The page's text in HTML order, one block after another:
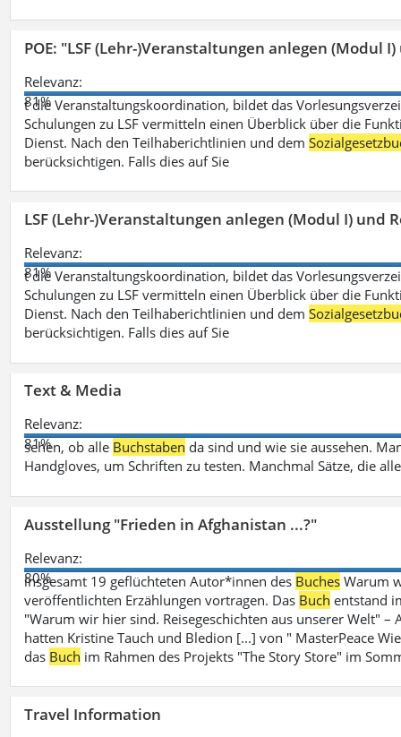
POE: "LSF (Lehr-)Veranstaltungen anlegen (Modul
Relevanz:
81%
t die Veranstaltungskoordination, bildet das
Schulungen zu LSF vermitteln einen Überblick über die
Dienst. Nach den Teilhaberichtlinien und dem
berücksichtigen. Falls dies auf Sie
LSF (Lehr-)Veranstaltungen anlegen (Modul I) und
Relevanz:
81%
t die Veranstaltungskoordination, bildet das
Schulungen zu LSF vermitteln einen Überblick über die
Dienst. Nach den Teilhaberichtlinien und dem
berücksichtigen. Falls dies auf Sie
Text & Media
Relevanz:
81%
sehen, ob alle Buchstaben da sind und wie sie aussehen.
Handgloves, um Schriften zu testen. Manchmal Sätze, die
Ausstellung "Frieden in Afghanistan ...?"
Relevanz:
80%
insgesamt 19 geflüchteten Autor*innen des Buches Warum
veröffentlichten Erzählungen vortragen. Das Buch entstand
"Warum wir hier sind. Reisegeschichten aus unserer Welt"
hatten Kristine Tauch und Bledion [...] von " MasterPeace
das Buch im Rahmen des Projekts "The Story Store" im
Travel Information